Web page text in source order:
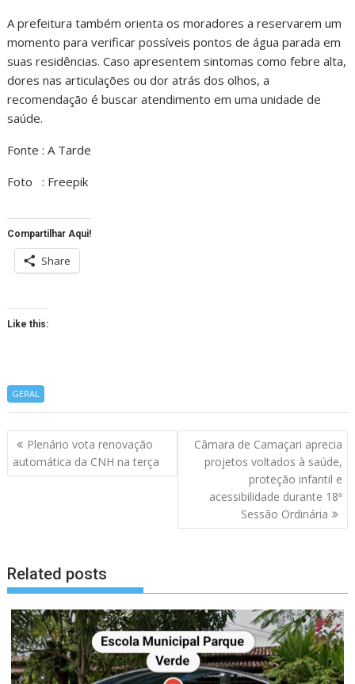
A prefeitura também orienta os moradores a reservarem um
momento para verificar possíveis pontos de água parada em
suas residências. Caso apresentem sintomas como febre alta,
dores nas articulações ou dor atrás dos olhos, a
recomendação é buscar atendimento em uma unidade de
saúde.
Fonte : A Tarde
Foto : Freepik
Compartilhar Aqui!
Share
Like this:
GERAL
Navegação
de
artigos
Plenário vota renovação
automática da CNH na terça
Câmara de Camaçari aprecia
projetos voltados à saúde,
proteção infantil e
acessibilidade durante 18ª
Sessão Ordinária
Related posts